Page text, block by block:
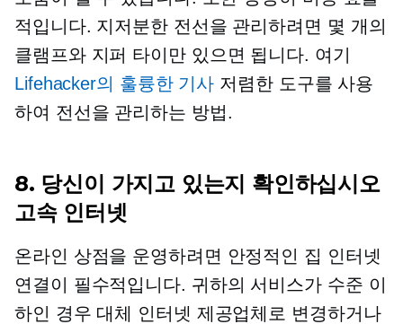
적입니다. 지저분한 전선을 관리하려면 몇 개의
클램프와 지퍼 타이만 있으면 됩니다. 여기
Lifehacker의 훌륭한 기사 저렴한 도구를 사용
하여 전선을 관리하는 방법.
8. 당신이 가지고 있는지 확인하십시오
고속인터넷
온라인 상점을 운영하려면 안정적인 집 인터넷
연결이 필수적입니다. 귀하의 서비스가 수준 이
하인 경우 대체 인터넷 제공업체로 변경하거나